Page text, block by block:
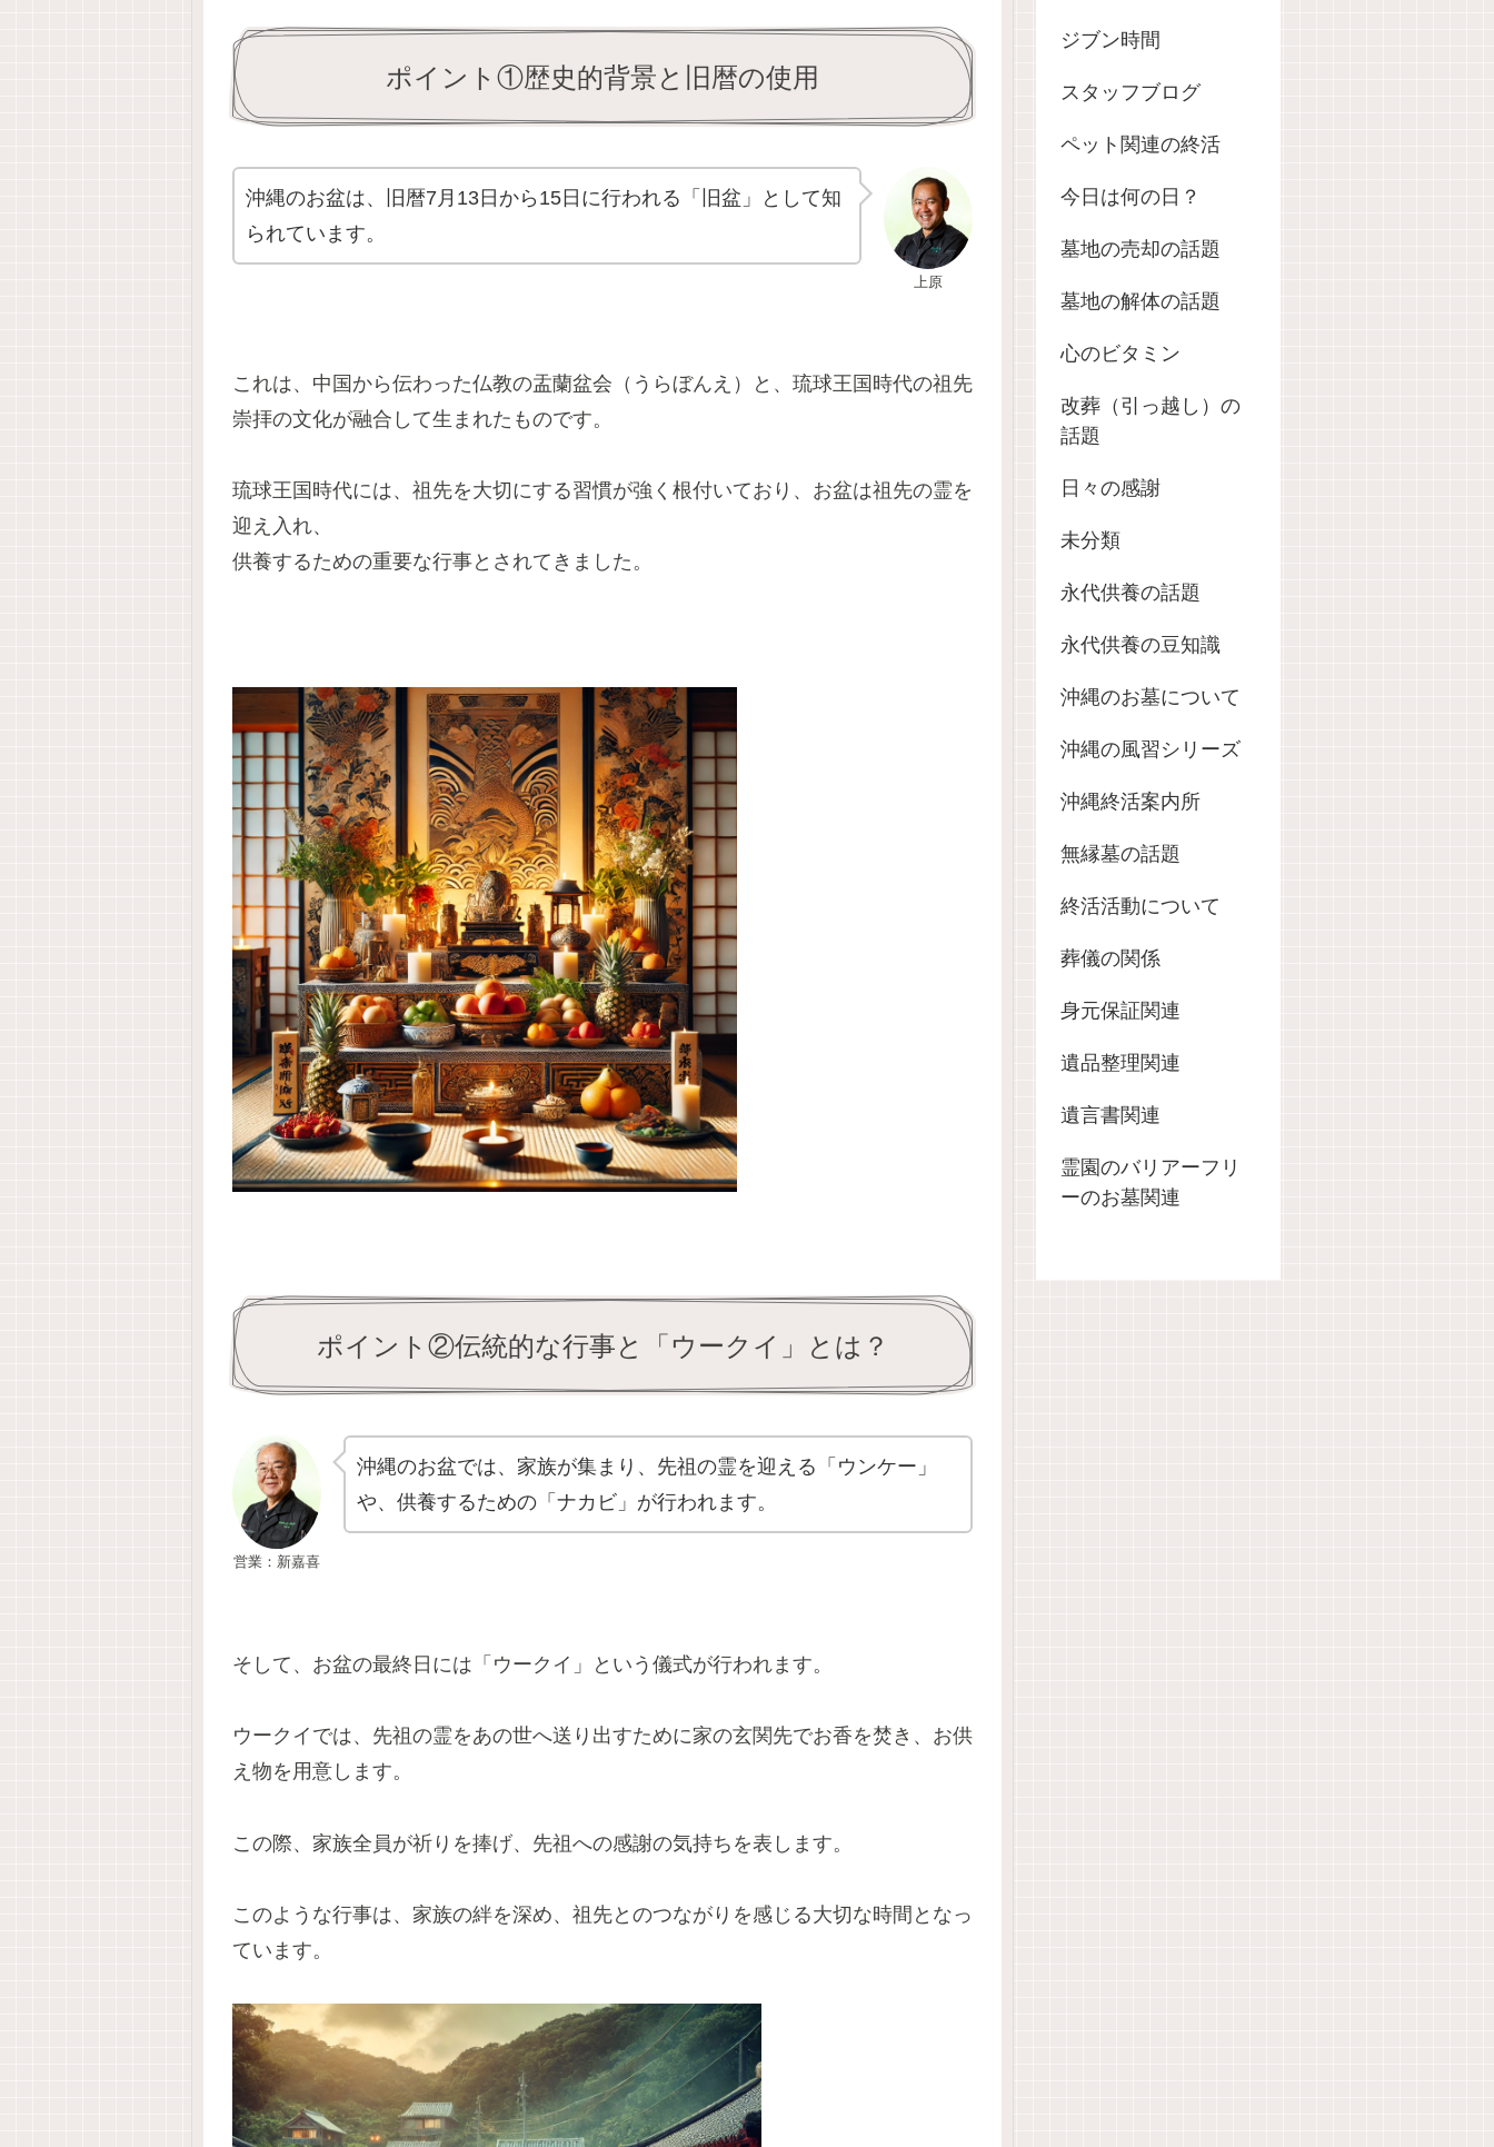
ポイント①歴史的背景と旧暦の使用
上原
沖縄のお盆は、旧暦7月13日から15日に行われる「旧盆」として知
られています。
これは、中国から伝わった仏教の盂蘭盆会（うらぼんえ）と、琉球王国時代の祖先
崇拝の文化が融合して生まれたものです。
琉球王国時代には、祖先を大切にする習慣が強く根付いており、お盆は祖先の霊を
迎え入れ、
供養するための重要な行事とされてきました。
ポイント②伝統的な行事と「ウークイ」とは？
営業：新嘉喜
沖縄のお盆では、家族が集まり、先祖の霊を迎える「ウンケー」
や、供養するための「ナカビ」が行われます。
そして、お盆の最終日には「ウークイ」という儀式が行われます。
ウークイでは、先祖の霊をあの世へ送り出すために家の玄関先でお香を焚き、お供
え物を用意します。
この際、家族全員が祈りを捧げ、先祖への感謝の気持ちを表します。
このような行事は、家族の絆を深め、祖先とのつながりを感じる大切な時間となっ
ています。
ジブン時間
スタッフブログ
ペット関連の終活
今日は何の日？
墓地の売却の話題
墓地の解体の話題
心のビタミン
改葬（引っ越し）の
話題
日々の感謝
未分類
永代供養の話題
永代供養の豆知識
沖縄のお墓について
沖縄の風習シリーズ
沖縄終活案内所
無縁墓の話題
終活活動について
葬儀の関係
身元保証関連
遺品整理関連
遺言書関連
霊園のバリアーフリ
ーのお墓関連